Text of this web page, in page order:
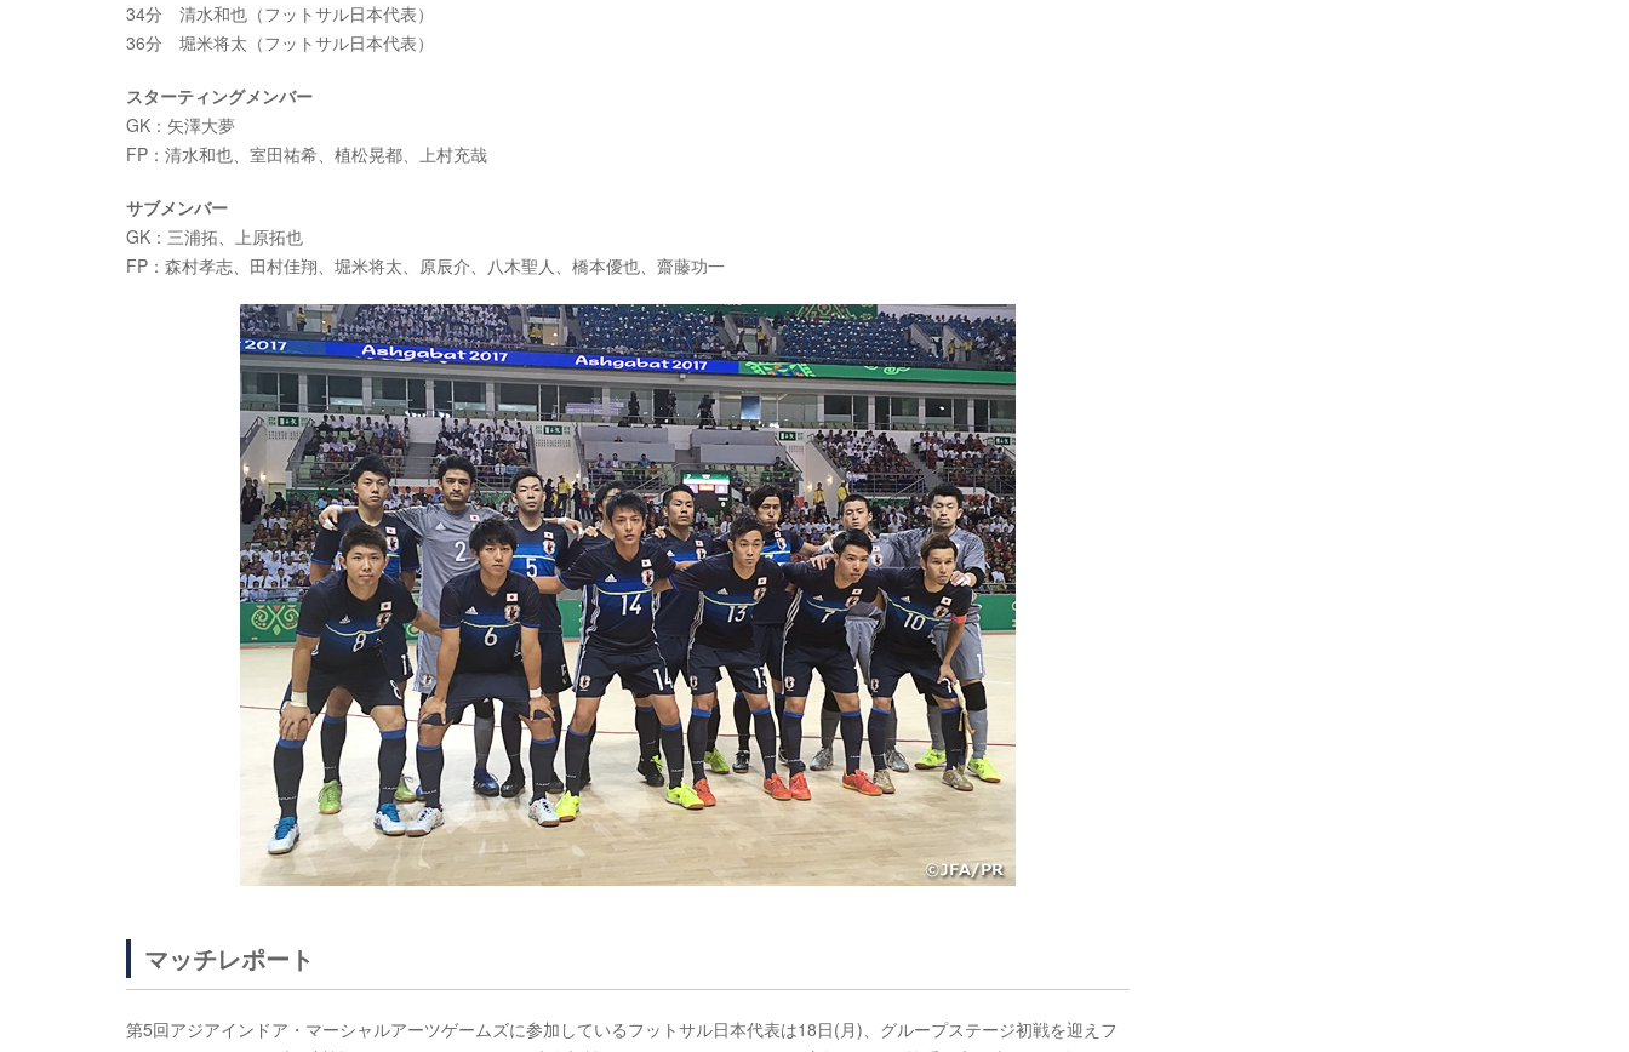
34分 清水和也（フットサル日本代表）
36分 堀米将太（フットサル日本代表）
スターティングメンバー
GK：矢澤大夢
FP：清水和也、室田祐希、植松晃都、上村充哉
サブメンバー
GK：三浦拓、上原拓也
FP：森村孝志、田村佳翔、堀米将太、原辰介、八木聖人、橋本優也、齋藤功一
マッチレポート
第5回アジアインドア・マーシャルアーツゲームズに参加しているフットサル日本代表は18日(月)、グループステージ初戦を迎えフ